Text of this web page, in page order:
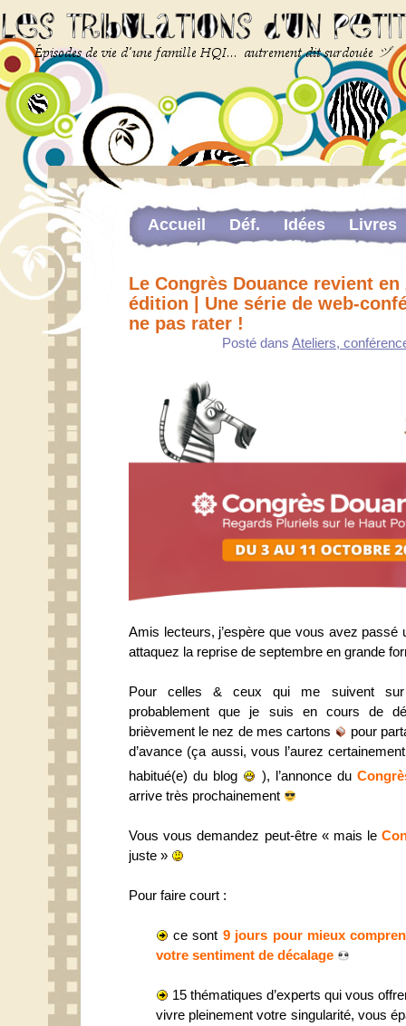
Accueil Déf. Idées
Livres
The last…
Web-congrès portant sur la
Le Congrès Douance revient en
édition | Une série de web-
ne pas rater !
Posté dans Ateliers,
Amis lecteurs, j’espère que vous avez passé
attaquez la reprise de septembre en grande
Pour celles & ceux qui me suivent
probablement que je suis en cours de
brièvement le nez de mes cartons
pour
d’avance (ça aussi, vous l’aurez
habitué(e) du blog
), l’annonce du
arrive très prochainement
Vous vous demandez peut-être « mais le
juste »
Pour faire court :
ce sont 9 jours pour mieux
votre sentiment de décalage
15 thématiques d’experts qui vous
vivre pleinement votre singularité, vous